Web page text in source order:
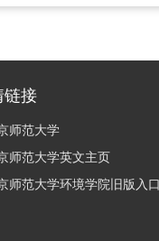
链接
师范大学
师范大学英文主页
师范大学环境学院旧版入口